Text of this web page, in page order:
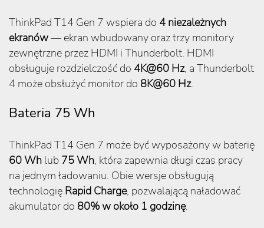
ThinkPad T14 Gen 7 wspiera do 4 niezależnych
ekranów— ekran wbudowany oraz trzy monitory
zewnętrzne przez HDMI i Thunderbolt. HDMI
obsługuje rozdzielczość do 4K@60 Hz, a Thunderbolt
4 może obsłużyć monitor do 8K@60 Hz.
Bateria 75 Wh
ThinkPad T14 Gen 7 może być wyposażony w baterię
60 Wh lub 75 Wh, która zapewnia długi czas pracy
na jednym ładowaniu. Obie wersje obsługują
technologię Rapid Charge, pozwalającą naładować
akumulator do 80% w około 1 godzinę.